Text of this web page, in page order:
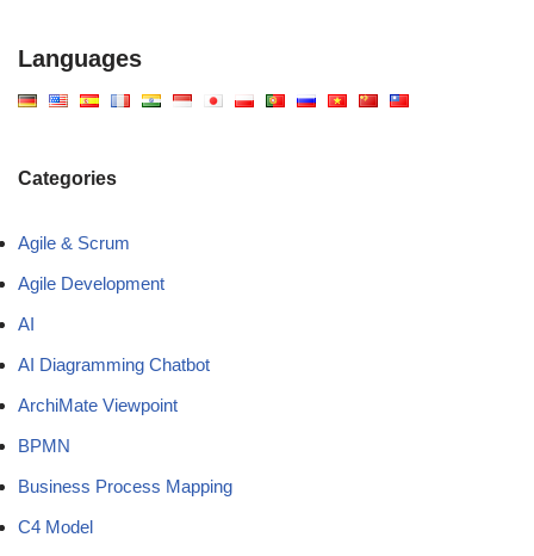
Languages
Categories
Agile & Scrum
Agile Development
AI
AI Diagramming Chatbot
ArchiMate Viewpoint
BPMN
Business Process Mapping
C4 Model